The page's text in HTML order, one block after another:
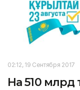
02:12, 19 Сентября 2017
На 510 млрд